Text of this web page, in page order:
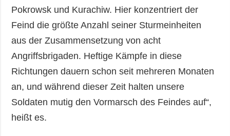
Pokrowsk und Kurachiw. Hier konzentriert der
Feind die größte Anzahl seiner Sturmeinheiten
aus der Zusammensetzung von acht
Angriffsbrigaden. Heftige Kämpfe in diese
Richtungen dauern schon seit mehreren Monaten
an, und während dieser Zeit halten unsere
Soldaten mutig den Vormarsch des Feindes auf“,
heißt es.